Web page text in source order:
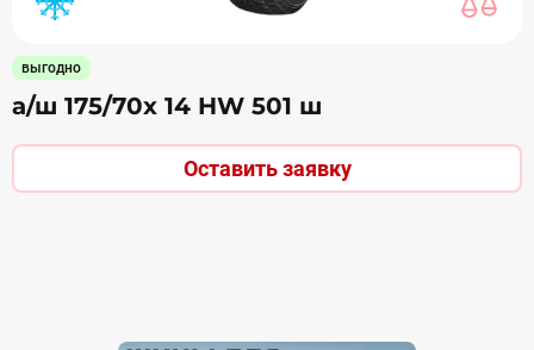
выгодно
а/ш 175/70х 14 HW 501 ш
Оставить заявку